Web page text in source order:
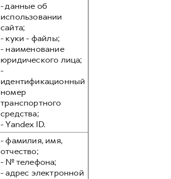
- данные об
использовании
сайта;
- куки - файлы;
- наименование
юридического лица;
-
идентификационный
номер
транспортного
средства;
- Yandex ID.
- фамилия, имя,
отчество;
- № телефона;
- адрес электронной